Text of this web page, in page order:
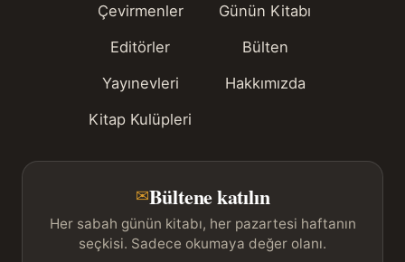
Çevirmenler
Editörler
Yayınevleri
Kitap Kulüpleri
Günün Kitabı
Bülten
Hakkımızda
✉Bültene katılın
Her sabah günün kitabı, her pazartesi haftanın
seçkisi. Sadece okumaya değer olanı.